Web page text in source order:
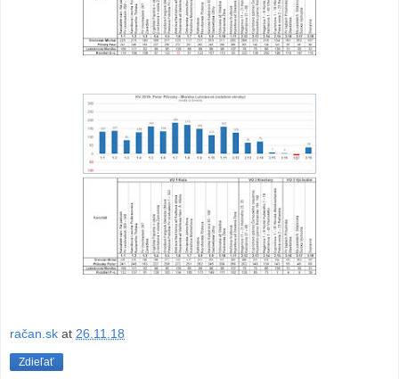
račan.sk at 26.11.18
Zdieľať